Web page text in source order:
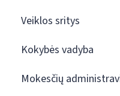
Veiklos sritys
Kokybės vadyba
Mokesčių